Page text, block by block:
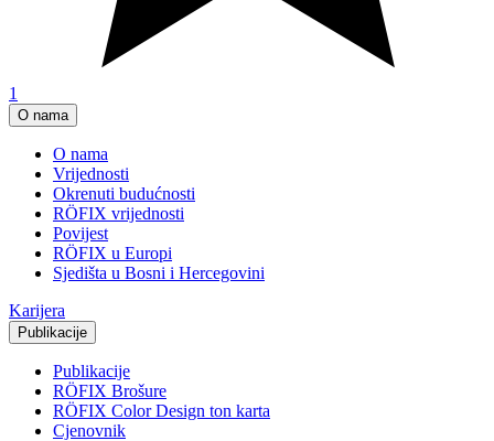
1
O nama
O nama
Vrijednosti
Okrenuti budućnosti
RÖFIX vrijednosti
Povijest
RÖFIX u Europi
Sjedišta u Bosni i Hercegovini
Karijera
Publikacije
Publikacije
RÖFIX Brošure
RÖFIX Color Design ton karta
Cjenovnik